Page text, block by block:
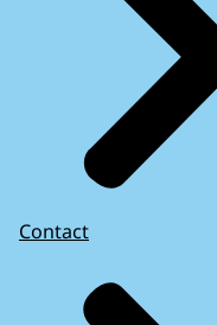
Contact